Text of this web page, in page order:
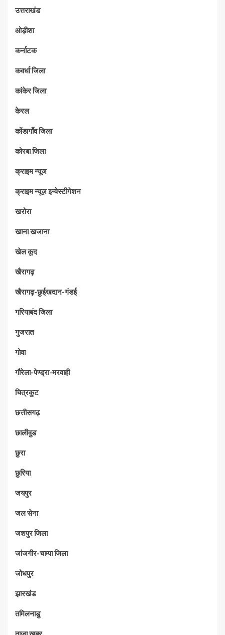
उत्तराखंड
ओड़ीशा
कर्नाटक
कवर्धा जिला
कांकेर जिला
केरल
कोंडागाँव जिला
कोरबा जिला
क्राइम न्यूज
क्राइम न्यूज़ इन्वेस्टीगेशन
खरोरा
खाना खजाना
खेल कूद
खैरागढ़
खैरागढ़-छुईखदान-गंडई
गरियाबंद जिला
गुजरात
गोवा
गौरेला-पेण्ड्रा-मरवाही
चित्रकुट
छत्तीसगढ़
छालीवुड
छुरा
छुरिया
जयपुर
जल सेना
जशपुर जिला
जांजगीर-चाम्पा जिला
जोधपुर
झारखंड
तमिलनाडु